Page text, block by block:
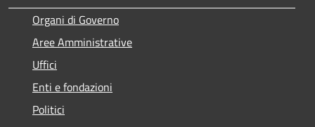
Organi di Governo
Aree Amministrative
Uffici
Enti e fondazioni
Politici